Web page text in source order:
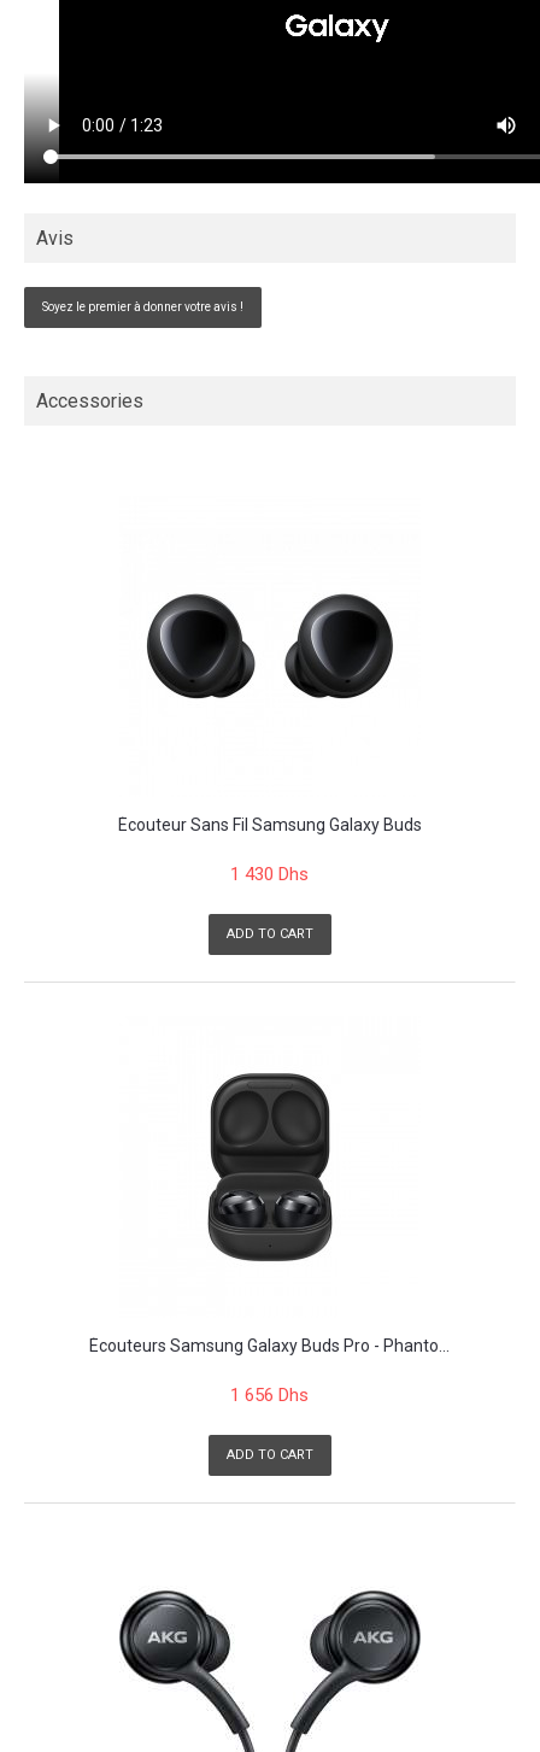
Avis
Soyez le premier à donner votre avis !
Accessories
Écouteur Sans Fil Samsung Galaxy Buds
1 430 Dhs
ADD TO CART
Écouteurs Samsung Galaxy Buds Pro - Phanto...
1 656 Dhs
ADD TO CART